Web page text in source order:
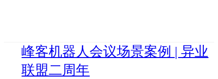
峰客机器人会议场景案例 | 异业
联盟二周年